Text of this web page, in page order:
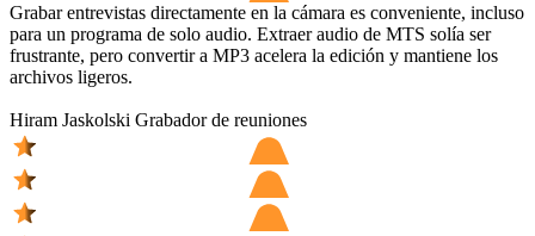
Grabar entrevistas directamente en la cámara es conveniente, incluso
para un programa de solo audio. Extraer audio de MTS solía ser
frustrante, pero convertir a MP3 acelera la edición y mantiene los
archivos ligeros.
Hiram Jaskolski Grabador de reuniones